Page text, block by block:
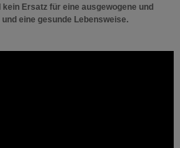
Ersatz für eine ausgewogene und
eine gesunde Lebensweise.